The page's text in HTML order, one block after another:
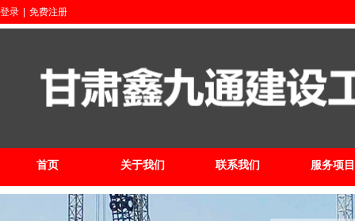
登录 免费注册
首页 关于我们 联系我们 服务项目